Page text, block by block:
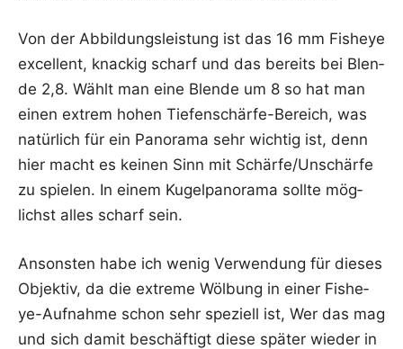
Von der Abbil­dungs­leis­tung ist das 16 mm Fishe­ye
excel­lent, kna­ckig scharf und das bereits bei Blen­
de 2,8. Wählt man eine Blen­de um 8 so hat man
einen extrem hohen Tie­fen­schär­fe-Bereich, was
natür­lich für ein Pan­ora­ma sehr wich­tig ist, denn
hier macht es kei­nen Sinn mit Schärfe/Unschärfe
zu spie­len. In einem Kugel­pan­ora­ma soll­te mög­
lichst alles scharf sein.
Ansons­ten habe ich wenig Ver­wen­dung für die­ses
Objek­tiv, da die extre­me Wöl­bung in einer Fishe­
ye-Auf­nah­me schon sehr spe­zi­ell ist, Wer das mag
und sich damit beschäf­tigt die­se spä­ter wie­der in